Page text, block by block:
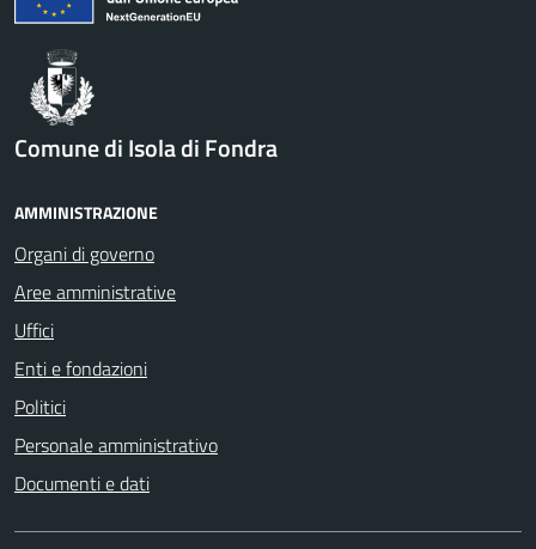
Comune di Isola di Fondra
AMMINISTRAZIONE
Organi di governo
Aree amministrative
Uffici
Enti e fondazioni
Politici
Personale amministrativo
Documenti e dati